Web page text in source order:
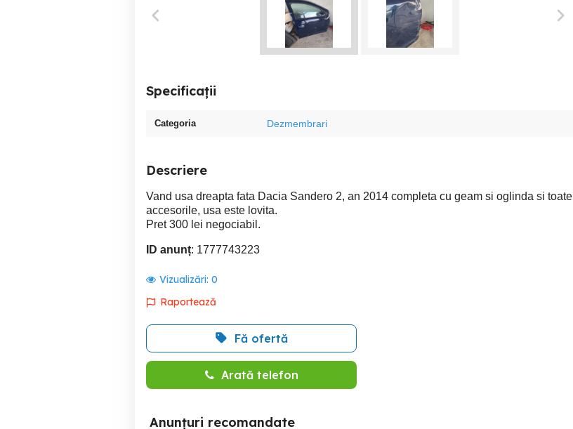
Specificații
Categoria Dezmembrari
Descriere
Vand usa dreapta fata Dacia Sandero 2, an 2014 completa cu geam si oglinda si toate
accesorile, usa este lovita.
Pret 300 lei negociabil.
ID anunț: 1777743223
Vizualizări: 0
Raportează
Fă ofertă
Arată telefon
Anunțuri recomandate